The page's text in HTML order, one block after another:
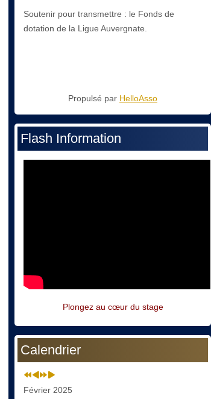
Soutenir pour transmettre : le Fonds de
dotation de la Ligue Auvergnate.
Propulsé par HelloAsso
Flash Information
Plongez au cœur du stage
Calendrier
Février 2025